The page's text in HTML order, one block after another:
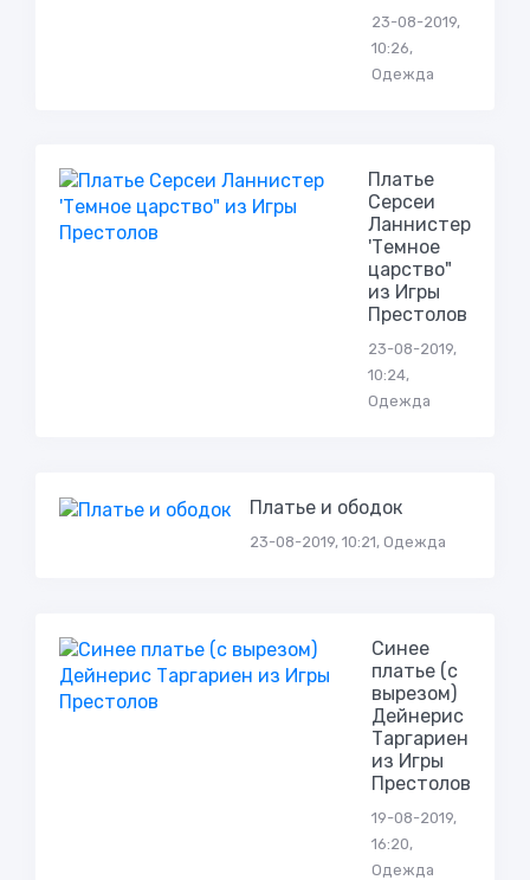
23-08-2019,
10:26,
Одежда
Платье
Серсеи
Ланнистер
'Темное
царство"
из Игры
Престолов
23-08-2019,
10:24,
Одежда
Платье и ободок
23-08-2019, 10:21, Одежда
Синее
платье (с
вырезом)
Дейнерис
Таргариен
из Игры
Престолов
19-08-2019,
16:20,
Одежда